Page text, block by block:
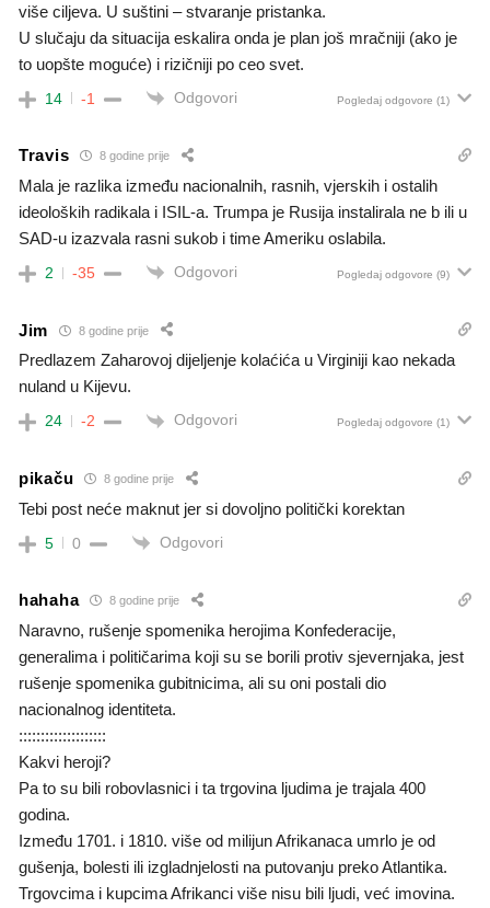
više ciljeva. U suštini – stvaranje pristanka.
U slučaju da situacija eskalira onda je plan još mračniji (ako je
to uopšte moguće) i rizičniji po ceo svet.
14 -1 Odgovori Pogledaj odgovore (1)
Travis 8 godine prije
Mala je razlika između nacionalnih, rasnih, vjerskih i ostalih
ideoloških radikala i ISIL-a. Trumpa je Rusija instalirala ne b ili u
SAD-u izazvala rasni sukob i time Ameriku oslabila.
2 -35 Odgovori Pogledaj odgovore (9)
Jim 8 godine prije
Predlazem Zaharovoj dijeljenje kolaćića u Virginiji kao nekada
nuland u Kijevu.
24 -2 Odgovori Pogledaj odgovore (1)
pikaču 8 godine prije
Tebi post neće maknut jer si dovoljno politički korektan
5 0 Odgovori
hahaha 8 godine prije
Naravno, rušenje spomenika herojima Konfederacije,
generalima i političarima koji su se borili protiv sjevernjaka, jest
rušenje spomenika gubitnicima, ali su oni postali dio
nacionalnog identiteta.
::::::::::::::::::::
Kakvi heroji?
Pa to su bili robovlasnici i ta trgovina ljudima je trajala 400
godina.
Između 1701. i 1810. više od milijun Afrikanaca umrlo je od
gušenja, bolesti ili izgladnjelosti na putovanju preko Atlantika.
Trgovcima i kupcima Afrikanci više nisu bili ljudi, već imovina.